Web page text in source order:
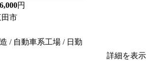
円
市
/ 自動車系工場 / 日勤
詳細を表示